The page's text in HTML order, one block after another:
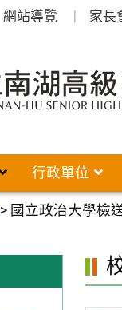
網站導覽 家長
行政單位
> 國立政治大學檢